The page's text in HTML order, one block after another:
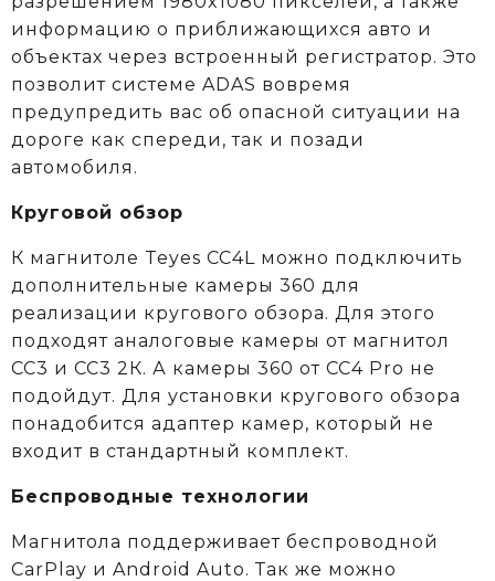
информацию о приближающихся авто и
объектах через встроенный регистратор. Это
позволит системе ADAS вовремя
предупредить вас об опасной ситуации на
дороге как спереди, так и позади
автомобиля.
Круговой обзор
К магнитоле Teyes CC4L можно подключить
дополнительные камеры 360 для
реализации кругового обзора. Для этого
подходят аналоговые камеры от магнитол
СС3 и СС3 2К. А камеры 360 от CC4 Pro не
подойдут. Для установки кругового обзора
понадобится адаптер камер, который не
входит в стандартный комплект.
Беспроводные технологии
Магнитола поддерживает беспроводной
CarPlay и Android Auto. Так же можно